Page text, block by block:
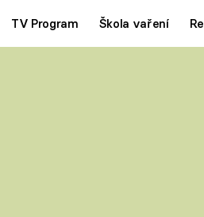
TV Program Škola vaření